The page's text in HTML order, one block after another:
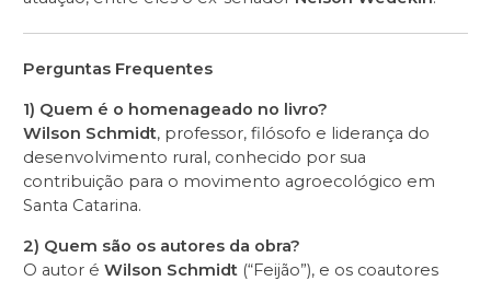
Perguntas Frequentes
1) Quem é o homenageado no livro?
Wilson Schmidt, professor, filósofo e liderança do
desenvolvimento rural, conhecido por sua
contribuição para o movimento agroecológico em
Santa Catarina.
2) Quem são os autores da obra?
O autor é Wilson Schmidt (“Feijão”), e os coautores